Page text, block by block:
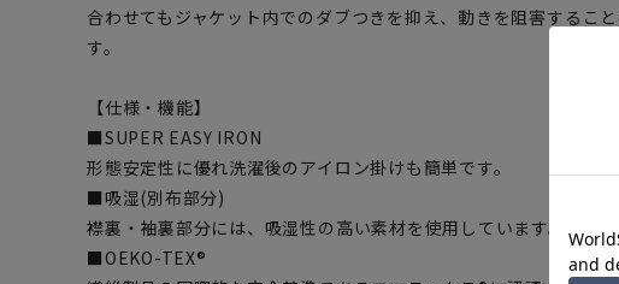
合わせてもジャケット内でのダブつきを抑え、動きを阻害するこ
す。
【仕様・機能】
■SUPER EASY IRON
形態安定性に優れ洗濯後のアイロン掛けも簡単です。
■吸湿(別布部分)
襟裏・袖裏部分には、吸湿性の高い素材を使用しています。
■OEKO-TEX®